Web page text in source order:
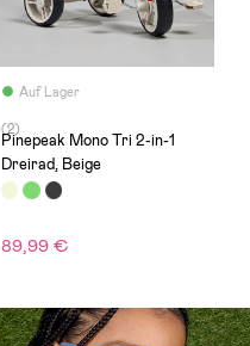
Auf Lager
(2)
Pinepeak Mono Tri 2-in-1
Dreirad, Beige
89,99 €